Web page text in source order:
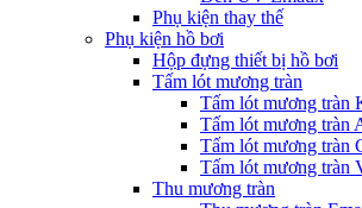
Phụ kiện thay thế
Phụ kiện hồ bơi
Hộp đựng thiết bị hồ bơi
Tấm lót mương tràn
Tấm lót mương tràn
Tấm lót mương tràn
Tấm lót mương tràn
Tấm lót mương tràn
Thu mương tràn